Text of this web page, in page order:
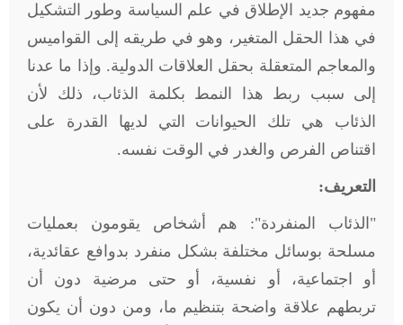
مفهوم جديد الإطلاق في علم السياسة وطور التشكيل
في هذا الحقل المتغير، وهو في طريقه إلى القواميس
والمعاجم المتعقلة بحقل العلاقات الدولية. وإذا ما عدنا
إلى سبب ربط هذا النمط بكلمة الذئاب، ذلك لأن
الذئاب هي تلك الحيوانات التي لديها القدرة على
اقتناص الفرص والغدر في الوقت نفسه.
التعريف:
" الذئاب المنفردة": هم أشخاص يقومون بعمليات
مسلحة بوسائل مختلفة بشكل منفرد بدوافع عقائدية،
أو اجتماعية، أو نفسية، أو حتى مرضية دون أن
تربطهم علاقة واضحة بتنظيم ما، ومن دون أن يكون